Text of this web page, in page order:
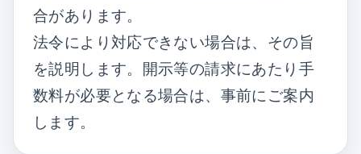
合があります。
法令により対応できない場合は、その旨
を説明します。開示等の請求にあたり手
数料が必要となる場合は、事前にご案内
します。